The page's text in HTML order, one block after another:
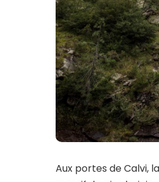
Aux portes de Calvi,